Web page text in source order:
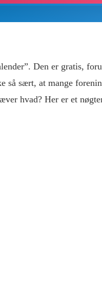
Den er gratis,
så sært, at mange
hvad? Her er et